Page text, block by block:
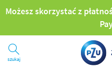
Możesz skorzystać z
Szukaj